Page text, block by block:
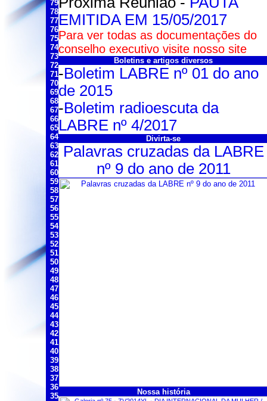
79
78
77
76
75
74
73
72
71
70
69
68
67
66
65
64
63
62
61
60
59
58
57
56
55
54
53
52
51
50
49
48
47
46
45
44
43
42
41
40
39
38
37
36
35
EMITIDA EM 15/05/2017
Para ver todas as documentações do
conselho executivo visite nosso site
Boletins e artigos diversos
-Boletim LABRE nº 01 do ano
de 2015
-Boletim radioescuta da
LABRE nº 4/2017
Divirta-se
Palavras cruzadas da LABRE
nº 9 do ano de 2011
Nossa história